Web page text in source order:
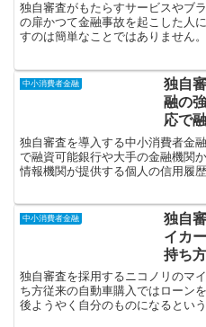
独自審査がもたらすサービスやブ
の扉かつて金融事故を起こした人
すのは簡単なことではありません
記録されている状態いわゆるブラ
中小消費者金融
独自
融の
応で
独自審査を導入する中小消費者金
で融資可能銀行や大手の金融機関
情報機関が提供する個人の信用履
す。そのため一度返済遅延や債務
中小消費者金融
独自
イカ
持ち方
独自審査を採用するニコノリのマ
ち方従来の自動車購入ではローン
後ようやく自分のものになるとい
た。しかし昨今の経済状況や価値